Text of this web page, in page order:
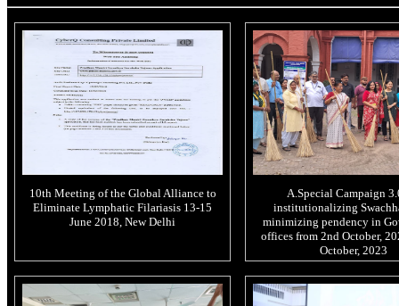
10th Meeting of the Global Alliance to
Eliminate Lymphatic Filariasis 13-15
June 2018, New Delhi
A.Special Campaign
institutionalizing
minimizing pendency in
offices from 2nd October,
October, 2023